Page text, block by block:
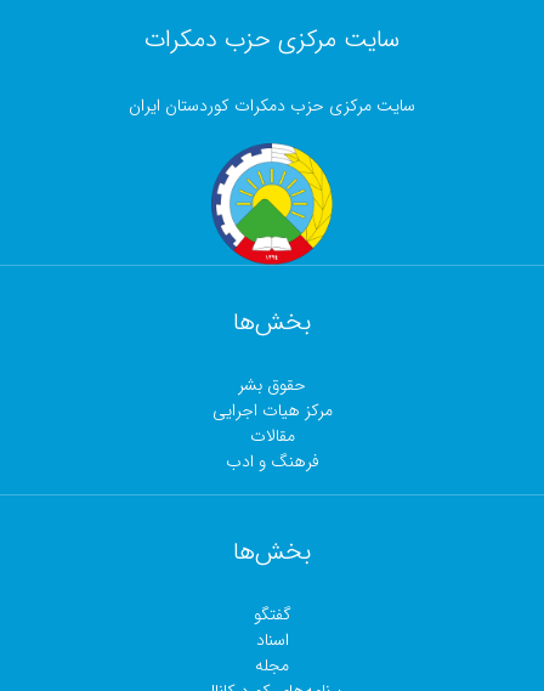
سایت مرکزی حزب دمکرات
سایت مرکزی حزب دمکرات کوردستان ایران
بخش‌ها
حقوق بشر
مرکز هیات اجرایی
مقالات
فرهنگ و ادب
بخش‌ها
گفتگو
اسناد
مجلە